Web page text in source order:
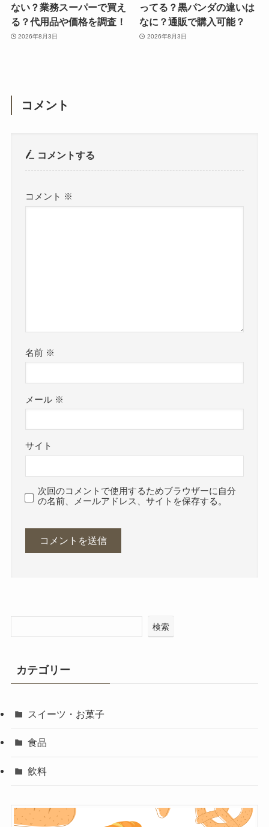
ない？業務スーパーで買え
る？代用品や価格を調査！
2026年8月3日
ってる？黒パンダの違いは
なに？通販で購入可能？
2026年8月3日
コメント
コメントする
コメント ※
名前 ※
メール ※
サイト
次回のコメントで使用するためブラウザーに自分
の名前、メールアドレス、サイトを保存する。
検索
カテゴリー
スイーツ・お菓子
食品
飲料